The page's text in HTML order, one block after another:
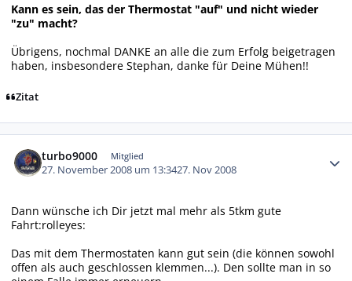
Kann es sein, das der Thermostat "auf" und nicht wieder
"zu" macht?
Übrigens, nochmal DANKE an alle die zum Erfolg beigetragen
haben, insbesondere Stephan, danke für Deine Mühen!!
Zitat
turbo9000 Mitglied
27. November 2008 um 13:3427. Nov 2008
Dann wünsche ich Dir jetzt mal mehr als 5tkm gute
Fahrt:rolleyes:
Das mit dem Thermostaten kann gut sein (die können sowohl
offen als auch geschlossen klemmen...). Den sollte man in so